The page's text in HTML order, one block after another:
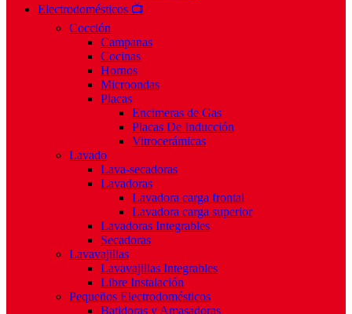
Electrodomésticos 📺
Cocción
Campanas
Cocinas
Hornos
Microondas
Placas
Encimeras de Gas
Placas De Inducción
Vitrocerámicas
Lavado
Lava-secadoras
Lavadoras
Lavadora carga frontal
Lavadora carga superior
Lavadoras Integrables
Secadoras
Lavavajillas
Lavavajillas Integrables
Libre Instalación
Pequeños Electrodomésticos
Batidoras y Amasadoras